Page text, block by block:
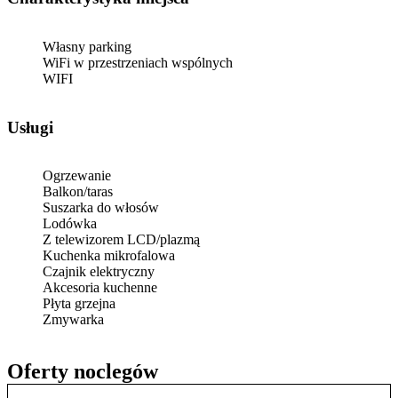
Oferty noclegów
Własny parking
WiFi w przestrzeniach wspólnych
WIFI
Usługi
Ogrzewanie
Balkon/taras
Suszarka do włosów
Lodówka
Z telewizorem LCD/plazmą
Kuchenka mikrofalowa
Czajnik elektryczny
Akcesoria kuchenne
Płyta grzejna
Zmywarka